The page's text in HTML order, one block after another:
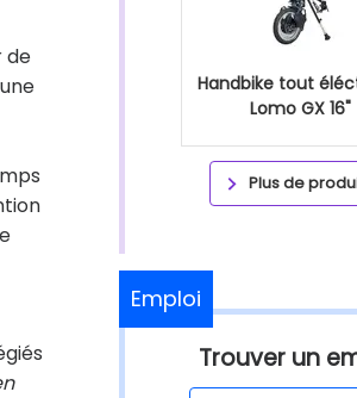
de
Handbike tout
Lomo GX 16"
Plus de
Emploi
Trouver un